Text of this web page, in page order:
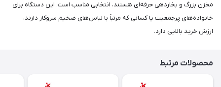
مخزن بزرگ و بخاردهی حرفه‌ای هستند، انتخابی مناسب است. این دستگاه برای
خانواده‌های پرجمعیت یا کسانی که مرتباً با لباس‌های ضخیم سروکار دارند،
ارزش خرید بالایی دارد.
محصولات مرتبط